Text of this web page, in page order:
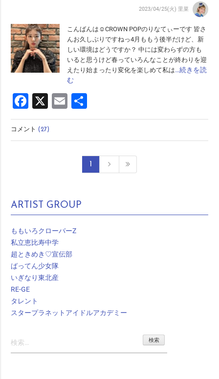
2023/04/25(火) 里菜
こんばんは☺︎CROWN POPのりなてぃーです 皆さ
んお久しぶりですねっ4月ももう後半だけど、新
しい環境はどうですか？ 中には変わらずの方も
いると思うけど春っていろんなことが終わりを迎
えたり始まったり変化を楽しめて私は…続きを読
む
Facebook
X Email
有
コメント(27)
1
ARTIST GROUP
ももいろクローバーZ
私立恵比寿中学
超ときめき♡宣伝部
ばってん少女隊
いぎなり東北産
RE-GE
タレント
スタープラネットアイドルアカデミー
索: